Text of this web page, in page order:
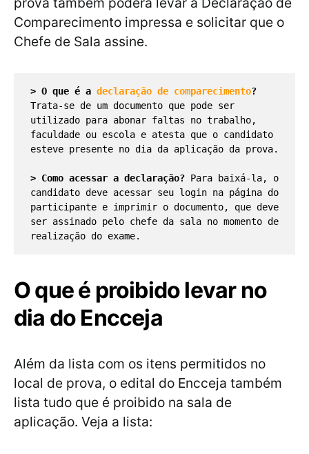
Comparecimento impressa e solicitar que o
Chefe de Sala assine.
> O que é a declaração de comparecimento?
Trata-se de um documento que pode ser
utilizado para abonar faltas no trabalho,
faculdade ou escola e atesta que o candidato
esteve presente no dia da aplicação da prova.
> Como acessar a declaração? Para baixá-la, o
candidato deve acessar seu login na página do
participante e imprimir o documento, que deve
ser assinado pelo chefe da sala no momento de
realização do exame.
O que é proibido levar no
dia do Encceja
Além da lista com os itens permitidos no
local de prova, o edital do Encceja também
lista tudo que é proibido na sala de
aplicação. Veja a lista: